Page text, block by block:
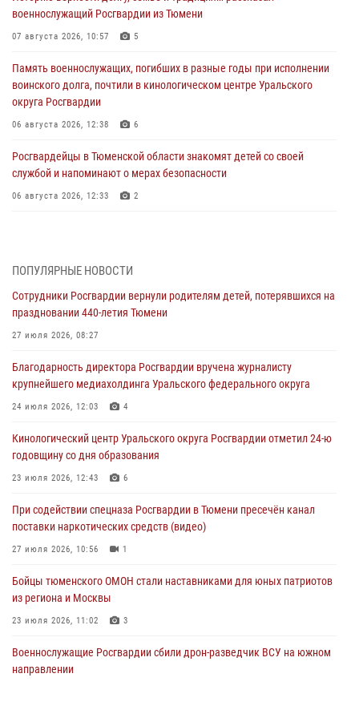
военнослужащий Росгвардии из Тюмени
07 августа 2026, 10:57 5
Память военнослужащих, погибших в разные годы при исполнении
воинского долга, почтили в кинологическом центре Уральского
округа Росгвардии
06 августа 2026, 12:38 6
Росгвардейцы в Тюменской области знакомят детей со своей
службой и напоминают о мерах безопасности
06 августа 2026, 12:33 2
06 августа 2026, 04:41 3
Росгвардейцы в Тюменской области почтили память генерала
армии Ивана Кирилловича Яковлева
05 августа 2026, 11:03
В Тюмени офицер Росгвардии в радиоэфире напомнил гражданам о
мерах безопасного владения оружием
05 августа 2026, 09:56
Военнослужащие Росгвардии сбили дрон-разведчик ВСУ на южном
направлении
05 августа 2026, 05:35
Стальной характер продемонстрировали росгвардейцы в ходе
масштабных спортивных событий на Урале
05 августа 2026, 05:22
ПОПУЛЯРНЫЕ НОВОСТИ
Сотрудники Росгвардии вернули родителям детей, потерявшихся на
праздновании 440-летия Тюмени
27 июля 2026, 08:27
Благодарность директора Росгвардии вручена журналисту
крупнейшего медиахолдинга Уральского федерального округа
24 июля 2026, 12:03 4
Кинологический центр Уральского округа Росгвардии отметил 24-ю
годовщину со дня образования
23 июля 2026, 12:43 6
При содействии спецназа Росгвардии в Тюмени пресечён канал
поставки наркотических средств (видео)
27 июля 2026, 10:56 1
Бойцы тюменского ОМОН стали наставниками для юных патриотов
из региона и Москвы
23 июля 2026, 11:02 3
Военнослужащие Росгвардии сбили дрон-разведчик ВСУ на южном
направлении